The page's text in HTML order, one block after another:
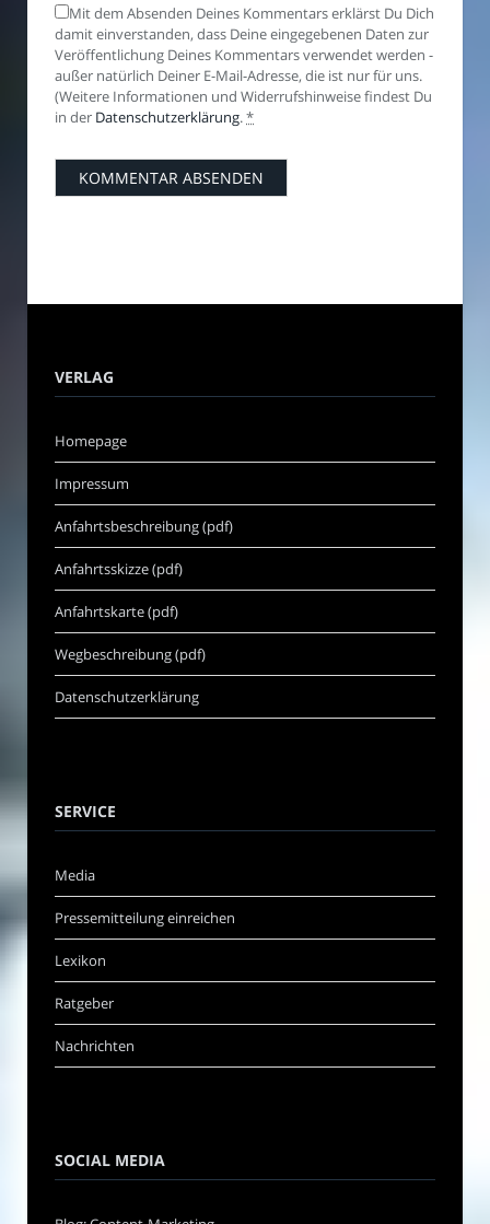
Mit dem Absenden Deines Kommentars erklärst Du Dich
damit einverstanden, dass Deine eingegebenen Daten zur
Veröffentlichung Deines Kommentars verwendet werden -
außer natürlich Deiner E-Mail-Adresse, die ist nur für uns.
(Weitere Informationen und Widerrufshinweise findest Du
in der Datenschutzerklärung.*
VERLAG
Homepage
Impressum
Anfahrtsbeschreibung (pdf)
Anfahrtsskizze (pdf)
Anfahrtskarte (pdf)
Wegbeschreibung (pdf)
Datenschutzerklärung
SERVICE
Media
Pressemitteilung einreichen
Lexikon
Ratgeber
Nachrichten
SOCIAL MEDIA